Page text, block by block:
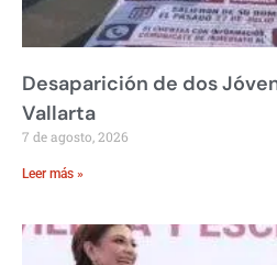
Desaparición de dos
Vallarta
7 de agosto, 2026
Leer más »